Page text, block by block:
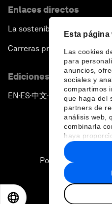
Esta
Las cookies
para
anuncios,
sociales y
compartimos
que haga del
partners de
análisis web,
combinarla
haya
recopilado a
hecho de sus
Enlaces directos
La sostenibilidad en el Foro
Carreras profesionales
Ediciones en otros
EN ▪ ES▪中文▪ 日本語
Política de
2026 Foro